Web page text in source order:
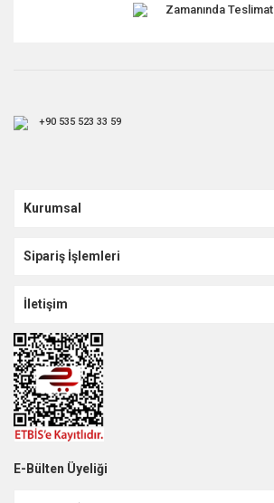
Zamanında Teslimat
+90 535 523 33 59
Kurumsal
Sipariş İşlemleri
İletişim
E-Bülten Üyeliği